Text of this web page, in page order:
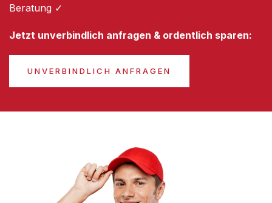
Beratung ✓
Jetzt unverbindlich anfragen & ordentlich sparen:
UNVERBINDLICH ANFRAGEN